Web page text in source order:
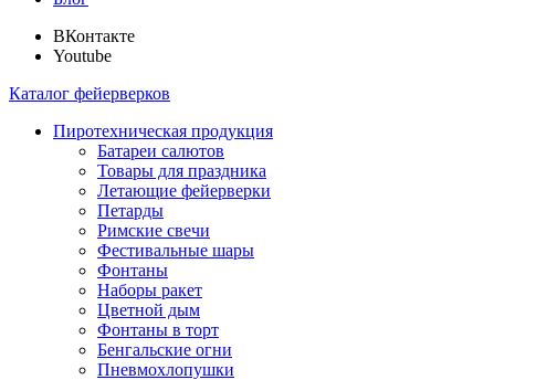
ВКонтакте
Youtube
Каталог фейерверков
Пиротехническая продукция
Батареи салютов
Товары для праздника
Летающие фейерверки
Петарды
Римские свечи
Фестивальные шары
Фонтаны
Наборы ракет
Цветной дым
Фонтаны в торт
Бенгальские огни
Пневмохлопушки